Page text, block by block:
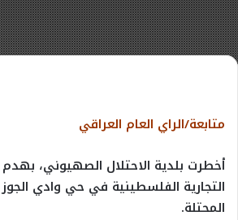
متابعة/الراي العام العراقي
أخطرت بلدية الاحتلال الصهيوني،
التجارية الفلسطينية في حي وادي
المحتلة.